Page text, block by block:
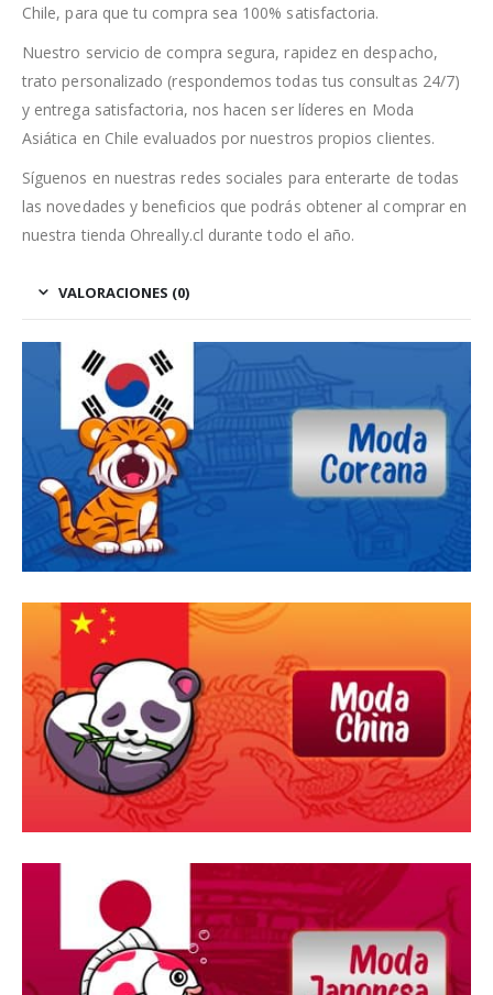
Chile, para que tu compra sea 100% satisfactoria.
Nuestro servicio de compra segura, rapidez en despacho,
trato personalizado (respondemos todas tus consultas 24/7)
y entrega satisfactoria, nos hacen ser líderes en Moda
Asiática en Chile evaluados por nuestros propios clientes.
Síguenos en nuestras redes sociales para enterarte de todas
las novedades y beneficios que podrás obtener al comprar en
nuestra tienda Ohreally.cl durante todo el año.
VALORACIONES (0)